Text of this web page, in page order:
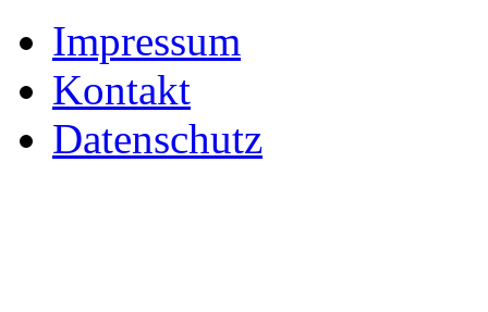
Impressum
Kontakt
Datenschutz